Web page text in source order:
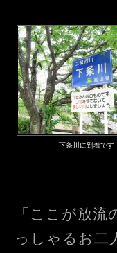
下条川に到着です
「ここが放
っしゃるお二